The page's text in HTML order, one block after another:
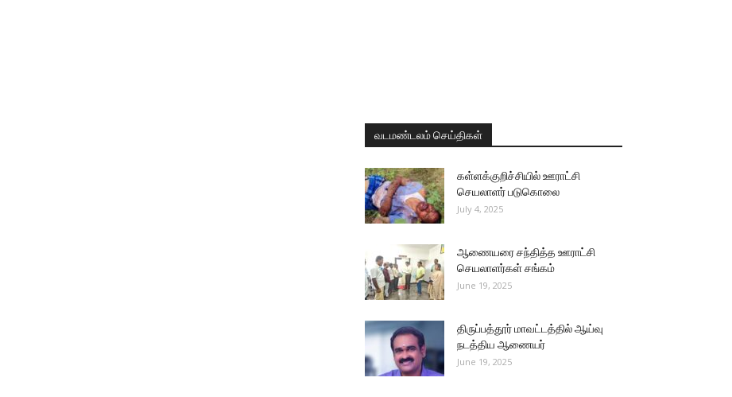
வடமண்டலம் செய்திகள்
கள்ளக்குறிச்சியில் ஊராட்சி
செயலாளர் படுகொலை
July 4, 2025
ஆணையரை சந்தித்த ஊராட்சி
செயலாளர்கள் சங்கம்
June 19, 2025
திருப்பத்தூர் மாவட்டத்தில் ஆய்வு
நடத்திய ஆணையர்
June 19, 2025